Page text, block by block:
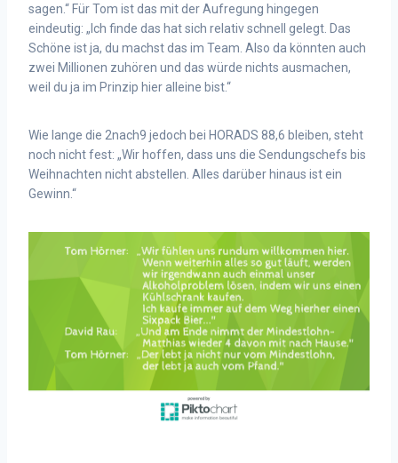
sagen.“ Für Tom ist das mit der Aufregung hingegen
eindeutig: „Ich finde das hat sich relativ schnell gelegt. Das
Schöne ist ja, du machst das im Team. Also da könnten auch
zwei Millionen zuhören und das würde nichts ausmachen,
weil du ja im Prinzip hier alleine bist.“
Wie lange die 2nach9 jedoch bei HORADS 88,6 bleiben, steht
noch nicht fest: „Wir hoffen, dass uns die Sendungschefs bis
Weihnachten nicht abstellen. Alles darüber hinaus ist ein
Gewinn.“